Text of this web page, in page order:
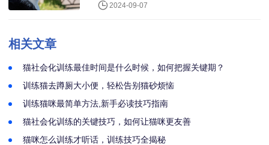
2024-09-07
相关文章
猫社会化训练最佳时间是什么时候，如何把握关键期？
训练猫去蹲厕大小便，轻松告别猫砂烦恼
训练猫咪最简单方法,新手必读技巧指南
猫社会化训练的关键技巧，如何让猫咪更友善
猫咪怎么训练才听话，训练技巧全揭秘